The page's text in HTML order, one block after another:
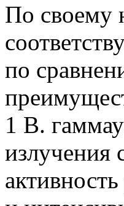
По своему
по
1 В.
излучения